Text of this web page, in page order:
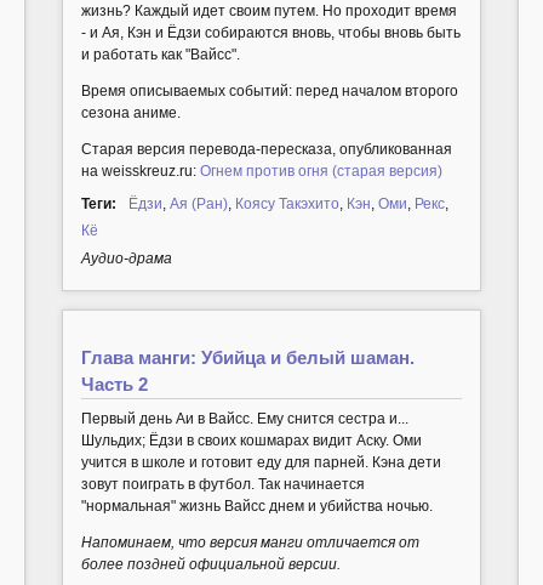
жизнь? Каждый идет своим путем. Но проходит время
- и Ая, Кэн и Ёдзи собираются вновь, чтобы вновь быть
и работать как "Вайсс".
Время описываемых событий: перед началом второго
сезона аниме.
Старая версия перевода-пересказа, опубликованная
на weisskreuz.ru: Огнем против огня (старая версия)
Теги:
Ёдзи, Ая (Ран), Коясу Такэхито, Кэн, Оми, Рекс,
Кё
Аудио-драма
Глава манги: Убийца и белый шаман.
Часть 2
Первый день Аи в Вайсс. Ему снится сестра и...
Шульдих; Ёдзи в своих кошмарах видит Аску. Оми
учится в школе и готовит еду для парней. Кэна дети
зовут поиграть в футбол. Так начинается
"нормальная" жизнь Вайсс днем и убийства ночью.
Напоминаем, что версия манги отличается от
более поздней официальной версии.